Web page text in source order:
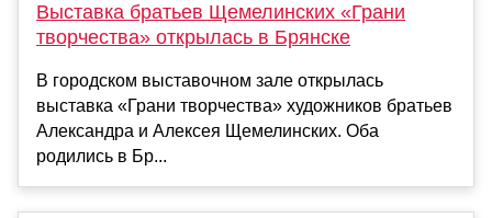
Выставка братьев Щемелинских «Грани
творчества» открылась в Брянске
В городском выставочном зале открылась
выставка «Грани творчества» художников братьев
Александра и Алексея Щемелинских. Оба
родились в Бр...